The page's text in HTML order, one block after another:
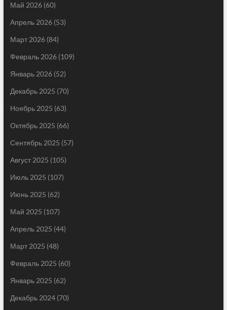
Май 2026(60)
Апрель 2026(53)
Март 2026(84)
Февраль 2026(109)
Январь 2026(52)
Декабрь 2025 (70)
Ноябрь 2025 (63)
Октябрь 2025 (66)
Сентябрь 2025 (57)
Август 2025 (105)
Июль 2025 (107)
Июнь 2025 (62)
Май 2025 (107)
Апрель 2025 (44)
Март 2025 (48)
Февраль 2025 (60)
Январь 2025 (62)
Декабрь 2024(70)